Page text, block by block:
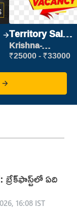
Territory Sales
Manager
Krishna-
vijayawada
₹25000 - ₹33000
బ్రేక్‌ఫాస్ట్‌లో ఏది
16:08 IST